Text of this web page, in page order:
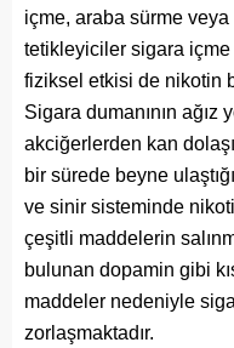
içme, araba sürme
tetikleyiciler sigara
fiziksel etkisi de nikotin
Sigara dumanının ağız
akciğerlerden kan
bir sürede beyne
ve sinir sisteminde
çeşitli maddelerin
bulunan dopamin gibi
maddeler nedeniyle
zorlaşmaktadır.